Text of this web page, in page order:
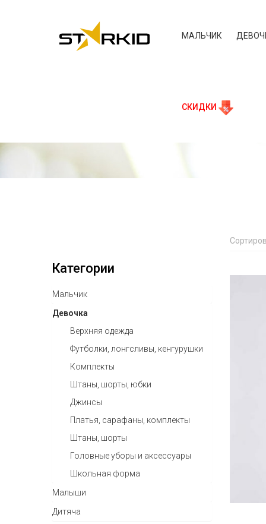
МАЛЬЧИК
СКИДКИ
Категории
Мальчик
Девочка
Верхняя одежда
Футболки, лонгсливы, кенгурушки
Комплекты
Штаны, шорты, юбки
Джинсы
Платья, сарафаны, комплекты
Штаны, шорты
Головные уборы и аксессуары
Школьная форма
Малыши
Дитяча